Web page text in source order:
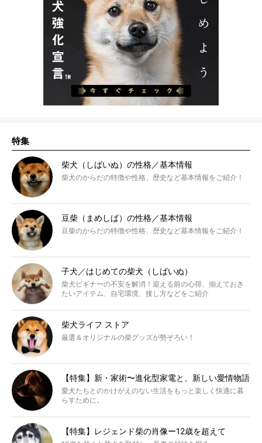
特集
柴犬（しばいぬ）の性格／基本情報
柴犬のからだの特徴や性格、歴史など基本情報をご紹介！
豆柴（まめしば）の性格／基本情報
豆柴のからだの特徴や性格、歴史など基本情報をご紹介！
子犬／はじめての柴犬（しばいぬ）
柴犬ビギナーの不安を解消！迎える前の心得、揃えておき
たいアイテム、自宅環境、接し方などをご紹介
柴犬ライフ ストア
厳選＆オリジナルの柴グッズが勢ぞろい！
【特集】新・家術〜進化型家電と、新しい愛情物語
愛犬たちとのかけがえのない生活をもっと楽しく快適に暮
らすために。
【特集】レジェンド柴の肖像ー12歳を超えて